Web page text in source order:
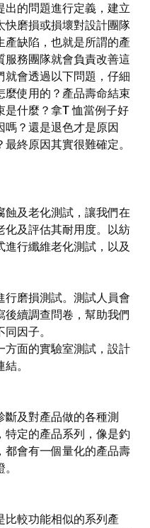
出的問題進行定義，建立
快磨損或損壞對設計團隊
產缺陷，也就是所謂的產
服務團隊就會負責改善這
就會透過以下問題，仔細
麼使用的？產品壽命結束
是什麼？拿T 恤當例子好
嗎？還是退色才是原因
終原因其實很難確定。
蝕及老化測試，讓我們在
化及評估其耐用度。以紡
行纖維老化測試，以及
行磨損測試。測試人員會
續調查問卷，幫助我們
因子。
方面的實驗室測試，設計
。
及對產品做的各種測
特定的產品系列，像是釣
都會有一個量化的產品壽
比較功能相似的系列產